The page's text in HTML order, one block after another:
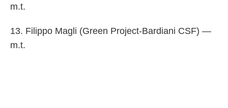
m.t.
13. Filippo Magli (Green Project-Bardiani CSF) —
m.t.